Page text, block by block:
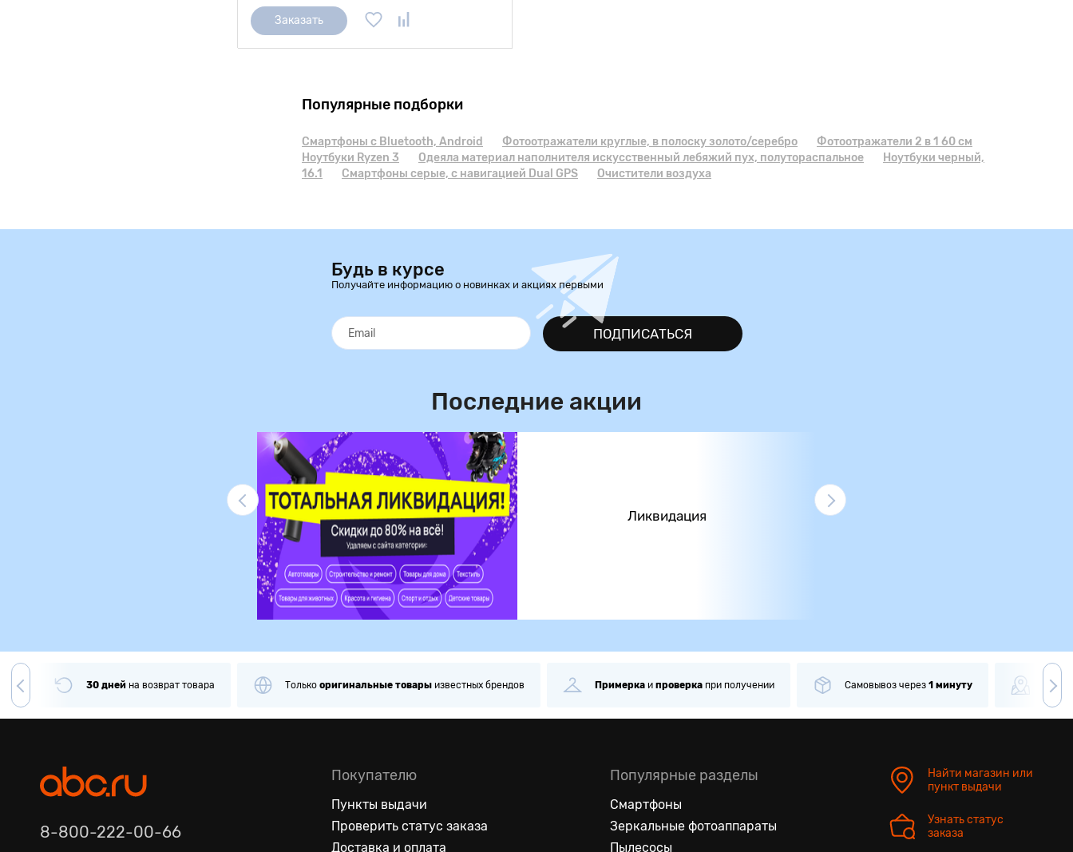
Заказать
Популярные подборки
Смартфоны с Bluetooth, Android Фотоотражатели круглые, в полоску золото/серебро
Фотоотражатели 2 в 1 60 см
Ноутбуки Ryzen 3
Одеяла материал наполнителя искусственный лебяжий пух, полутораспальное
Ноутбуки черный,
16.1
Смартфоны серые, с навигацией Dual GPS Очистители воздуха
Будь в курсе
Получайте информацию о новинках и акциях первыми
ПОДПИСАТЬСЯ
Последние акции
Ликвидация
30 дней на возврат товара Только оригинальные товары известных брендов Примерка и проверка при получении Самовывоз через 1 минуту Более
8-800-222-00-66
Покупателю
Пункты выдачи
Проверить статус заказа
Доставка и оплата
Популярные разделы
Смартфоны
Зеркальные фотоаппараты
Пылесосы
Найти магазин или
пункт выдачи
Узнать статус
заказа